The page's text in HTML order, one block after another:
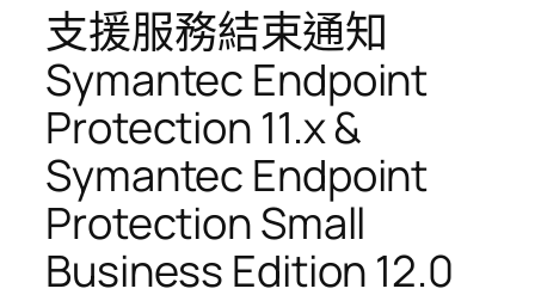
支援服務結束通知
Symantec Endpoint
Protection 11.x &
Symantec Endpoint
Protection Small
Business Edition 12.0